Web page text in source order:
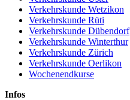
Verkehrskunde Wetzikon
Verkehrskunde Rüti
Verkehrskunde Dübendorf
Verkehrskunde Winterthur
Verkehrskunde Zürich
Verkehrskunde Oerlikon
Wochenendkurse
Infos